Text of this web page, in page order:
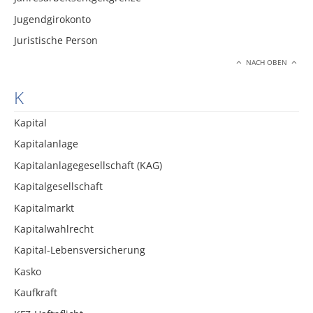
Jugendgirokonto
Juristische Person
NACH OBEN
K
Kapital
Kapitalanlage
Kapitalanlagegesellschaft (KAG)
Kapitalgesellschaft
Kapitalmarkt
Kapitalwahlrecht
Kapital-Lebensversicherung
Kasko
Kaufkraft